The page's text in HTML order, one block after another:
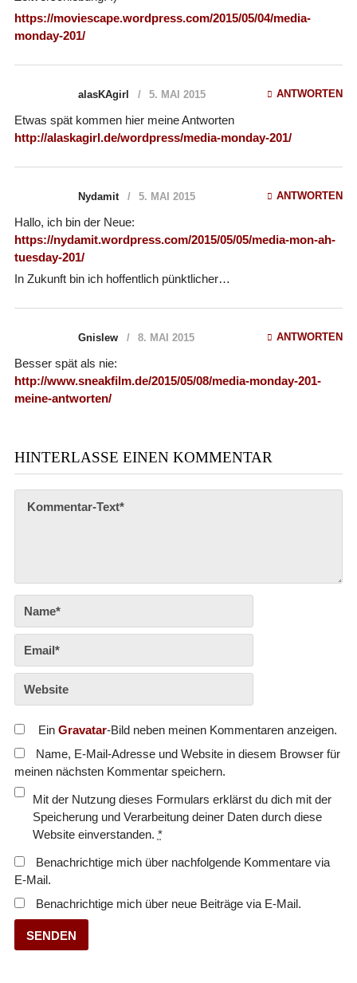
https://moviescape.wordpress.com/2015/05/04/media-
monday-201/
alasKAgirl 5. MAI 2015 ANTWORTEN
Etwas spät kommen hier meine Antworten
http://alaskagirl.de/wordpress/media-monday-201/
Nydamit 5. MAI 2015 ANTWORTEN
Hallo, ich bin der Neue:
https://nydamit.wordpress.com/2015/05/05/media-mon-ah-
tuesday-201/
In Zukunft bin ich hoffentlich pünktlicher…
Gnislew 8. MAI 2015 ANTWORTEN
Besser spät als nie:
http://www.sneakfilm.de/2015/05/08/media-monday-201-
meine-antworten/
HINTERLASSE EINEN KOMMENTAR
Ein Gravatar-Bild neben meinen Kommentaren anzeigen.
Name, E-Mail-Adresse und Website in diesem Browser für
meinen nächsten Kommentar speichern.
Mit der Nutzung dieses Formulars erklärst du dich mit der
Speicherung und Verarbeitung deiner Daten durch diese
Website einverstanden. *
Benachrichtige mich über nachfolgende Kommentare via
E-Mail.
Benachrichtige mich über neue Beiträge via E-Mail.